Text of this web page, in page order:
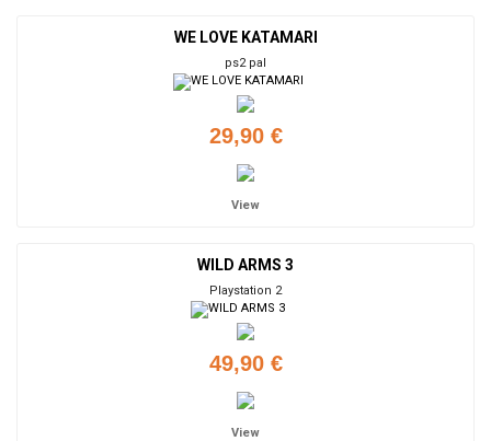
WE LOVE KATAMARI
ps2 pal
29,90 €
View
WILD ARMS 3
Playstation 2
49,90 €
View